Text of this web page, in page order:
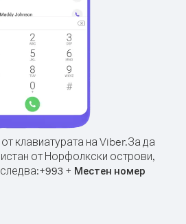
клавиатурата на Viber.За да
от Норфолкски острови,
+993+ Местен номер